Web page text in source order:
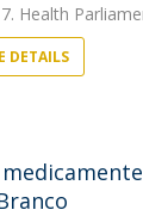
Health
DETAILS